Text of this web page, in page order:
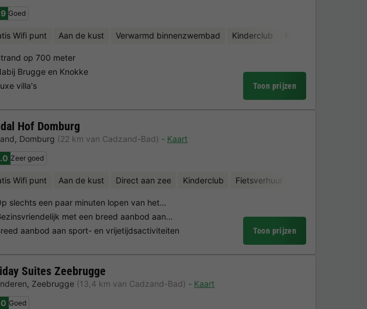
Goed
Wifi punt Aan de kust Verwarmd binnenzwembad Kinderclub
op 700 meter
Brugge en Knokke
villa's
Toon prijzen
Hof Domburg
, Domburg (22 km van Cadzand-Bad)
Kaart
Zeer goed
Wifi punt Aan de kust Direct aan zee Kinderclub Fietsverhuur
slechts een paar minuten lopen van het…
met een breed aanbod aan…
aanbod aan sport- en vrijetijdsactiviteiten
Toon prijzen
Suites Zeebrugge
, Zeebrugge (13,4 km van Cadzand-Bad)
Kaart
Goed